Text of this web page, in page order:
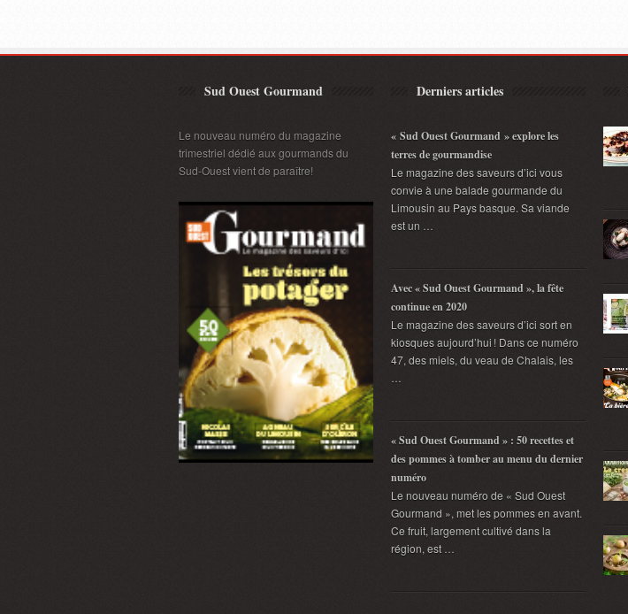
Sud Ouest Gourmand
Le nouveau numéro du magazine
trimestriel dédié aux gourmands du
Sud-Ouest vient de paraître!
Derniers articles
« Sud Ouest Gourmand » explore les
terres de gourmandise
Le magazine des saveurs d’ici vous
convie à une balade gourmande du
Limousin au Pays basque. Sa viande
est un …
Avec « Sud Ouest Gourmand », la fête
continue en 2020
Le magazine des saveurs d’ici sort en
kiosques aujourd’hui ! Dans ce numéro
47, des miels, du veau de Chalais, les
…
« Sud Ouest Gourmand » : 50 recettes et
des pommes à tomber au menu du dernier
numéro
Le nouveau numéro de « Sud Ouest
Gourmand », met les pommes en avant.
Ce fruit, largement cultivé dans la
région, est …